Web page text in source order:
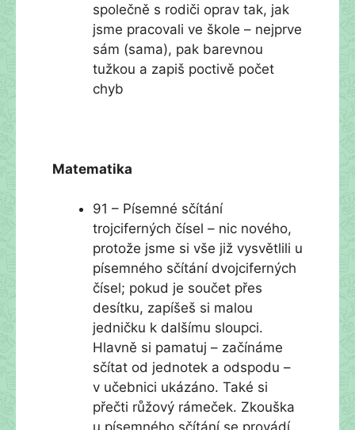
společně s rodiči oprav tak, jak
jsme pracovali ve škole – nejprve
sám (sama), pak barevnou
tužkou a zapiš poctivě počet
chyb
Matematika
91 – Písemné sčítání
trojciferných čísel – nic nového,
protože jsme si vše již vysvětlili u
písemného sčítání dvojciferných
čísel; pokud je součet přes
desítku, zapíšeš si malou
jedničku k dalšímu sloupci.
Hlavně si pamatuj – začínáme
sčítat od jednotek a odspodu –
v učebnici ukázáno. Také si
přečti růžový rámeček. Zkouška
u písemného sčítání se provádí